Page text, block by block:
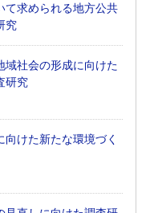
て求められる地方公共
究
域社会の形成に向けた
研究
けた新たな環境づく